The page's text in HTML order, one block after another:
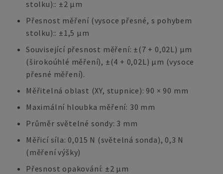
stolku):: ±2 µm
Přesnost měření (vysoce přesné, s pohybem
stolku):: ±1,5 µm
Související přesnost měření: ±(7 + 0,02L) µm
(širokoúhlé měření), ±(4 + 0,02L) µm (vysoce
přesné měření).
Měřitelná oblast (XY, stupnice): 90 × 90 mm
Maximální hloubka měření: 30 mm
Průměr světelné sondy: 3 mm
Měřicí síla: 0,015 N (světelná sonda), 0,3 N
(měření výšky)
Přesnost opakování: ±2 µm